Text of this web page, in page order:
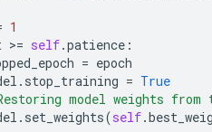
1
>= self.patience :
= epoch
. stop_training = True
model weights
. set_weights(self.